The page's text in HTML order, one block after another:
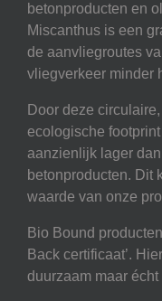
betonproducten en
Miscanthus is een
de aanvliegroutes
vliegverkeer minder
Door deze
ecologische
aanzienlijk lager
betonproducten. Dit
waarde van onze
Bio Bound
Back certificaat’.
duurzaam maar écht